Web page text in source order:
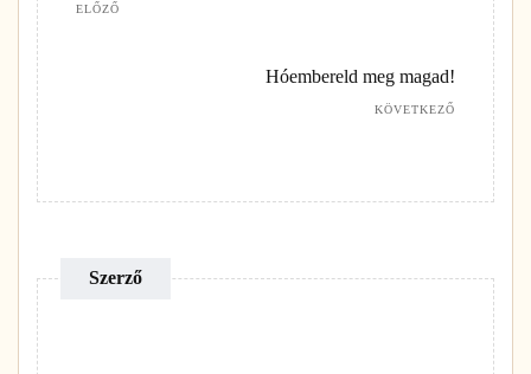
ELŐZŐ
Hóembereld meg magad!
KÖVETKEZŐ
Szerző